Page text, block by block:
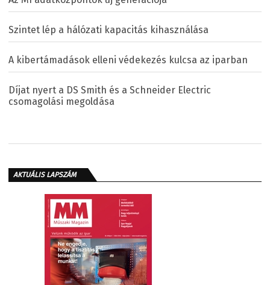
Szintet lép a hálózati kapacitás kihasználása
A kibertámadások elleni védekezés kulcsa az iparban
Díjat nyert a DS Smith és a Schneider Electric
csomagolási megoldása
AKTUÁLIS LAPSZÁM